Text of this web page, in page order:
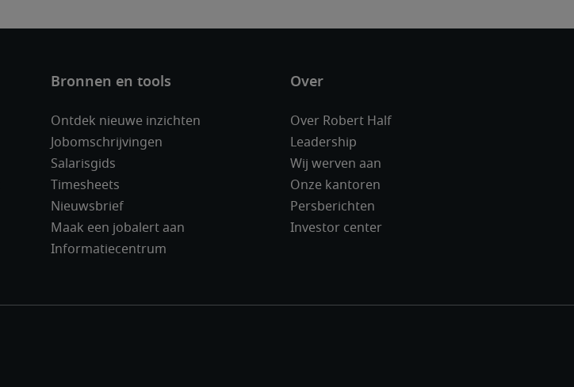
Ontdek nieuwe inzichten
Jobomschrijvingen
Salarisgids
Timesheets
Nieuwsbrief
Maak een jobalert aan
Informatiecentrum
Over Robert Half
Leadership
Wij werven aan
Onze kantoren
Persberichten
Investor center